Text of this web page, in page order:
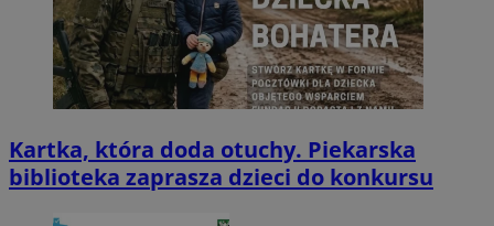
Kartka, która doda otuchy. Piekarska
biblioteka zaprasza dzieci do konkursu